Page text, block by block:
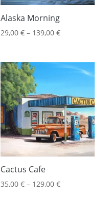
Alaska Morning
29,00 €– 139,00 €
Cactus Cafe
35,00 €– 129,00 €